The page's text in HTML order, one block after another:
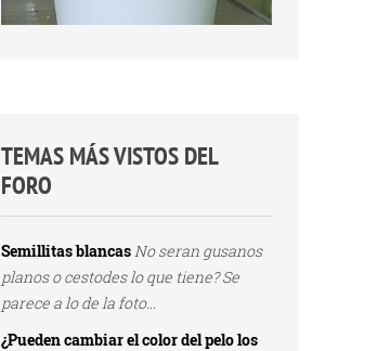
TEMAS MÁS VISTOS DEL
FORO
Semillitas blancasNo seran gusanos
planos o cestodes lo que tiene? Se
parece a lo de la foto...
¿Pueden cambiar el color del pelo los